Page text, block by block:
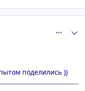
поделились ))